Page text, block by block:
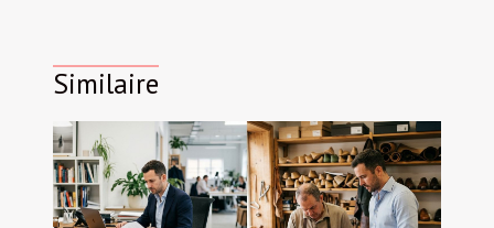
Similaire